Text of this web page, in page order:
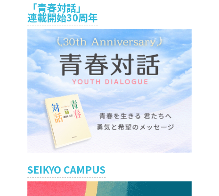
「青春対話」
連載開始30周年
SEIKYO CAMPUS